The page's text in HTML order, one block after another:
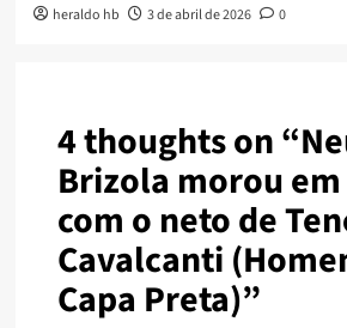
heraldo hb 3 de abril de 2026 0
4 thoughts on “
Brizola morou em
com o neto de
Cavalcanti
Capa Preta)”